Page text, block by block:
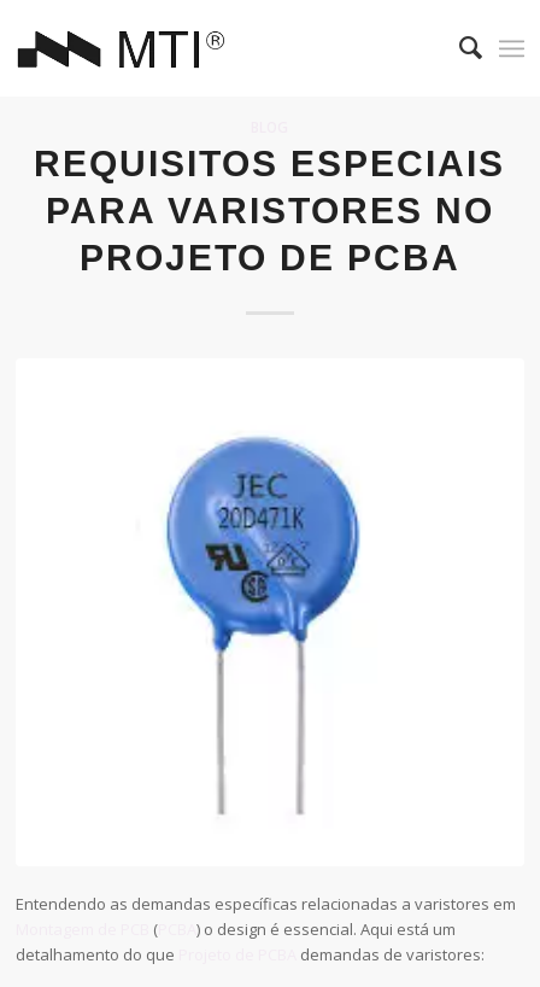
REQUISITOS ESPECIAIS
PARA VARISTORES NO
PROJETO DE PCBA
Entendendo as demandas específicas relacionadas a varistores em
( PCBA) o design é essencial. Aqui está um
detalhamento do que
demandas de varistores: